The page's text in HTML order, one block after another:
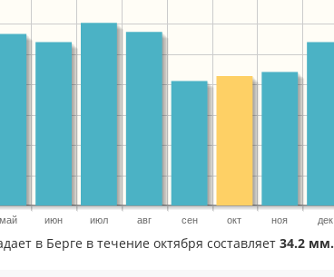
май июн июл авг сен окт ноя дек
в Берге в течение октября составляет 34.2 мм.